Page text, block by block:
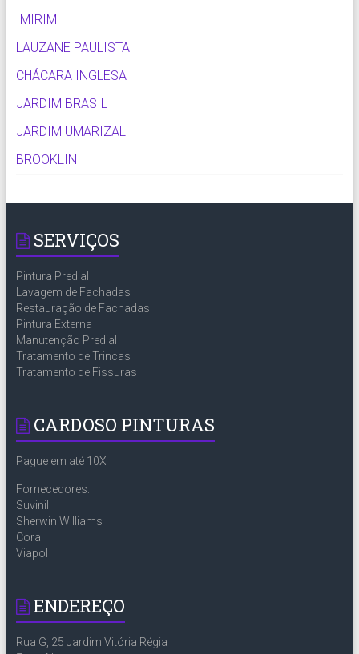
IMIRIM
LAUZANE PAULISTA
CHÁCARA INGLESA
JARDIM BRASIL
JARDIM UMARIZAL
BROOKLIN
SERVIÇOS
Pintura Predial
Lavagem de Fachadas
Restauração de Fachadas
Pintura Externa
Manutenção Predial
Tratamento de Trincas
Tratamento de Fissuras
CARDOSO PINTURAS
Pague em até 10X
Fornecedores:
Suvinil
Sherwin Williams
Coral
Viapol
ENDEREÇO
Rua G, 25 Jardim Vitória Régia